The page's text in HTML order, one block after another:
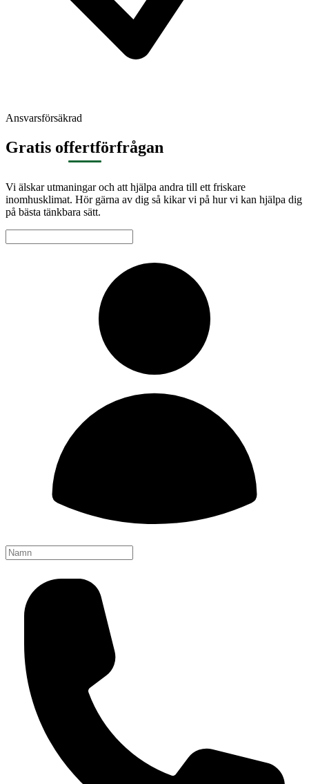
Ansvarsförsäkrad
Gratis offertförfrågan
Vi älskar utmaningar och att hjälpa andra till ett friskare
inomhusklimat. Hör gärna av dig så kikar vi på hur vi kan hjälpa dig
på bästa tänkbara sätt.